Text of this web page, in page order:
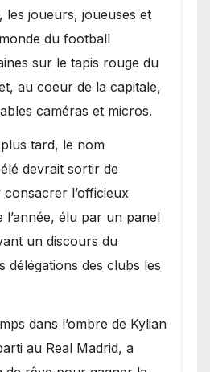
les joueurs, joueuses et
du football
sur le tapis rouge du
au coeur de la capitale,
caméras et micros.
tard, le nom
devrait sortir de
consacrer l’officieux
l’année, élu par un panel
un discours du
délégations des clubs les
dans l’ombre de Kylian
au Real Madrid, a